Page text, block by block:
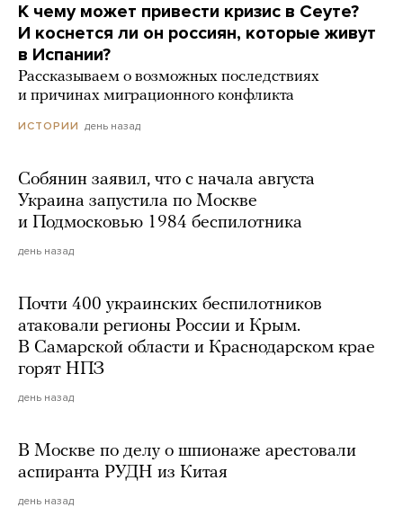
К чему может привести кризис в Сеуте?
И коснется ли он россиян, которые живут
в Испании?
Рассказываем о возможных последствиях
и причинах миграционного конфликта
ИСТОРИИ день назад
Собянин заявил, что с начала августа
Украина запустила по Москве
и Подмосковью 1984 беспилотника
день назад
Почти 400 украинских беспилотников
атаковали регионы России и Крым.
В Самарской области и Краснодарском крае
горят НПЗ
день назад
В Москве по делу о шпионаже арестовали
аспиранта РУДН из Китая
день назад